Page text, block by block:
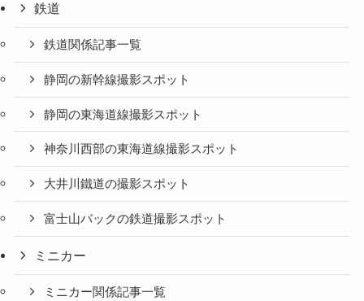
鉄道
鉄道関係記事一覧
静岡の新幹線撮影スポット
静岡の東海道線撮影スポット
神奈川西部の東海道線撮影スポット
大井川鐵道の撮影スポット
富士山バックの鉄道撮影スポット
ミニカー
ミニカー関係記事一覧